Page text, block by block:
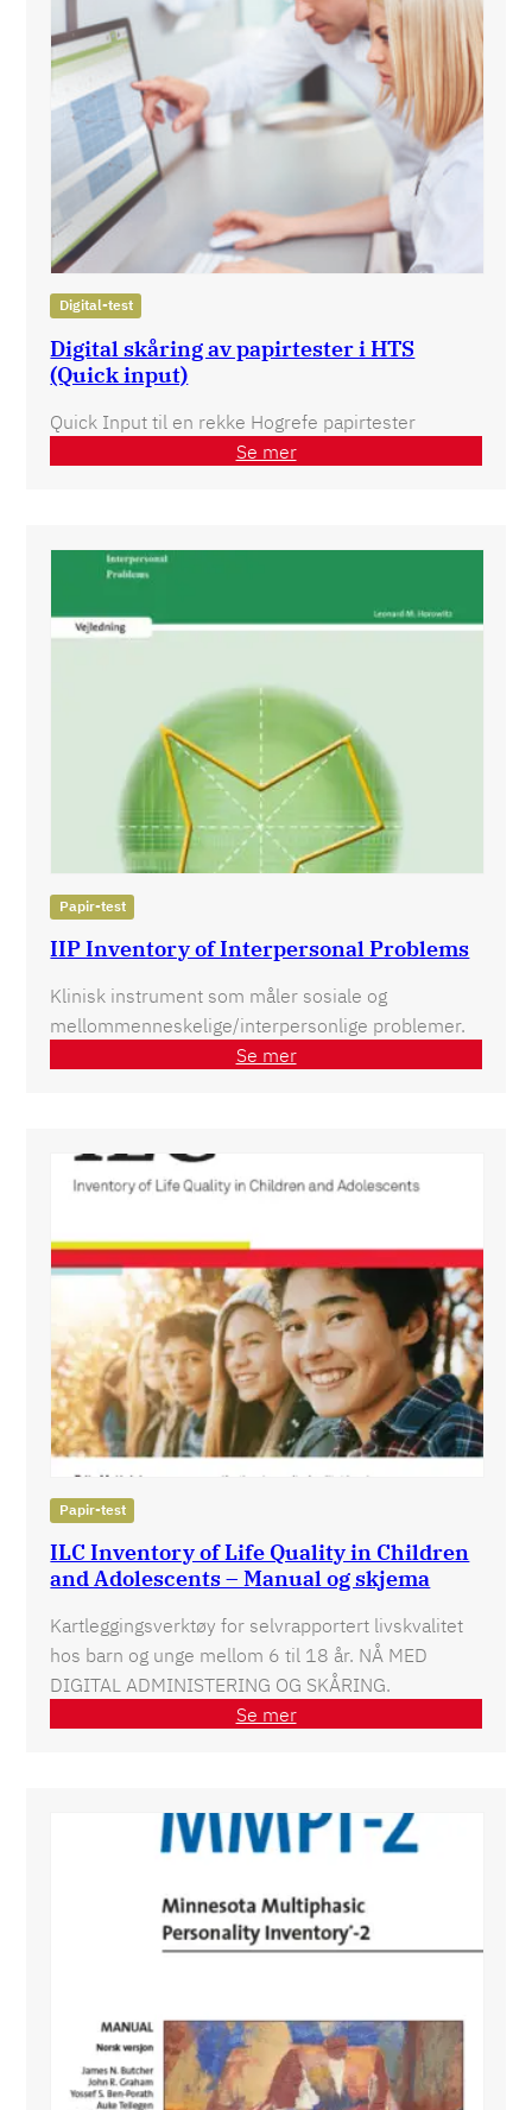
Digital-test
Digital skåring av papirtester i HTS
(Quick input)
Quick Input til en rekke Hogrefe papirtester
Se mer
Papir-test
IIP Inventory of Interpersonal Problems
Klinisk instrument som måler sosiale og
mellommenneskelige/interpersonlige problemer.
Se mer
Papir-test
ILC Inventory of Life Quality in Children
and Adolescents – Manual og skjema
Kartleggingsverktøy for selvrapportert livskvalitet
hos barn og unge mellom 6 til 18 år. NÅ MED
DIGITAL ADMINISTERING OG SKÅRING.
Se mer